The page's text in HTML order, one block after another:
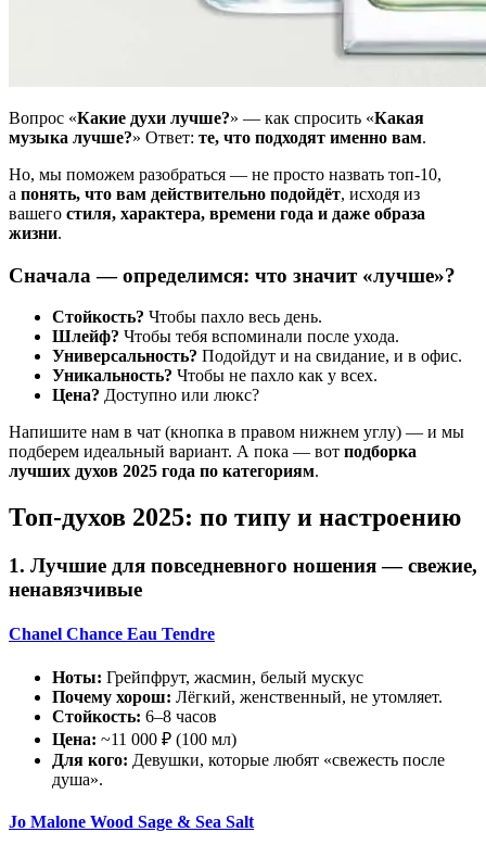
Вопрос «Какие духи лучше?» — как спросить «Какая
музыка лучше?» Ответ: те, что подходят именно вам.
Но, мы поможем разобраться — не просто назвать топ-10,
а понять, что вам действительно подойдёт, исходя из
вашего стиля, характера, времени года и даже образа
жизни.
Сначала — определимся: что значит «лучше»?
Стойкость? Чтобы пахло весь день.
Шлейф? Чтобы тебя вспоминали после ухода.
Универсальность? Подойдут и на свидание, и в офис.
Уникальность? Чтобы не пахло как у всех.
Цена? Доступно или люкс?
Напишите нам в чат (кнопка в правом нижнем углу) — и мы
подберем идеальный вариант. А пока — вот подборка
лучших духов 2025 года по категориям.
Топ-духов 2025: по типу и настроению
1. Лучшие для повседневного ношения — свежие,
ненавязчивые
Chanel Chance Eau Tendre
Ноты: Грейпфрут, жасмин, белый мускус
Почему хорош: Лёгкий, женственный, не утомляет.
Стойкость: 6–8 часов
Цена: ~11 000 ₽ (100 мл)
Для кого: Девушки, которые любят «свежесть после
душа».
Jo Malone Wood Sage & Sea Salt